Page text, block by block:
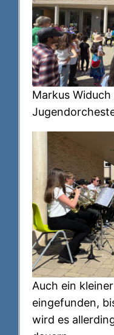
Markus
Auch ein
eingefunden,
wird es